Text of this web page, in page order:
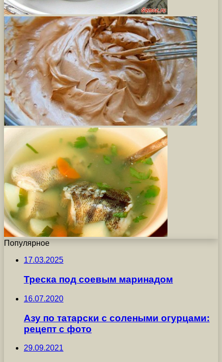
Популярное
17.03.2025
Треска под соевым маринадом
16.07.2020
Азу по татарски с солеными огурцами:
рецепт с фото
29.09.2021